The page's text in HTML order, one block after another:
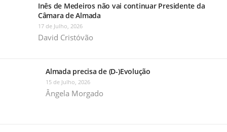
Inês de Medeiros não vai continuar Presidente da
Câmara de Almada
17 de Julho, 2026
David Cristóvão
Almada precisa de (D-)Evolução
15 de Julho, 2026
Ângela Morgado